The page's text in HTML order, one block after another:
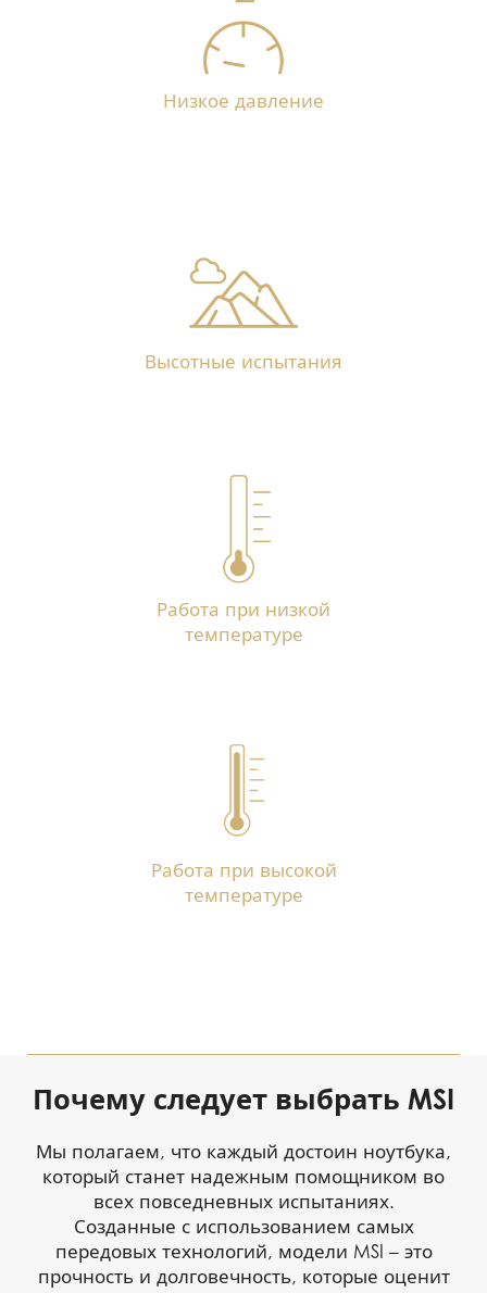
Низкое давление
Высотные испытания
Работа при низкой
температуре
Работа при высокой
температуре
Почему следует выбрать MSI
Мы полагаем, что каждый достоин ноутбука,
который станет надежным помощником во
всех повседневных испытаниях.
Созданные с использованием самых
передовых технологий, модели MSI – это
прочность и долговечность, которые оценит